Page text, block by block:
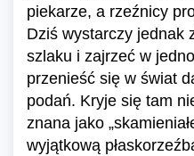
piekarze, a rzeźnicy
Dziś wystarczy jednak
szlaku i zajrzeć w
przenieść się w świat
podań. Kryje się tam
znana jako
wyjątkową